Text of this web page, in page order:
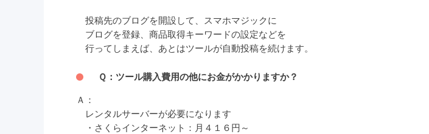
投稿先のブログを開設して、スマホマジックに
ブログを登録、商品取得キーワードの設定などを
行ってしまえば、あとはツールが自動投稿を続けます。
Ｑ：ツール購入費用の他にお金がかかりますか？
Ａ：
レンタルサーバーが必要になります
・さくらインターネット：月４１６円～